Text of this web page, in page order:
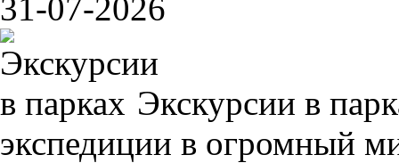
31-07-2026
Экскурсии в
экспедиции в огромный